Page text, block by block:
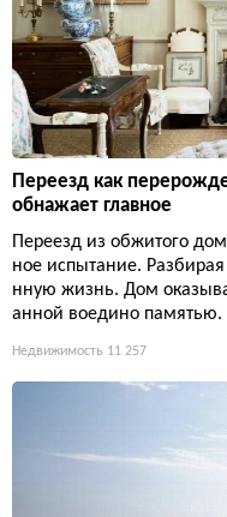
Переезд как
обнажает главное
Переезд из обжитого
ное испытание.
нную жизнь. Дом
анной воедино памятью.
Недвижимость 11 257